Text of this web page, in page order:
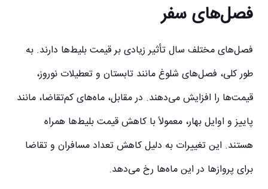
فصل‌های سفر
فصل‌های مختلف سال تأثیر زیادی بر قیمت بلیط‌ها دارند. به
طور کلی، فصل‌های شلوغ مانند تابستان و تعطیلات نوروز،
قیمت‌ها را افزایش می‌دهند. در مقابل، ماه‌های کم‌تقاضا، مانند
پاییز و اوایل بهار، معمولاً با کاهش قیمت بلیط‌ها همراه
هستند. این تغییرات به دلیل کاهش تعداد مسافران و تقاضا
برای پروازها در این ماه‌ها رخ می‌دهد.